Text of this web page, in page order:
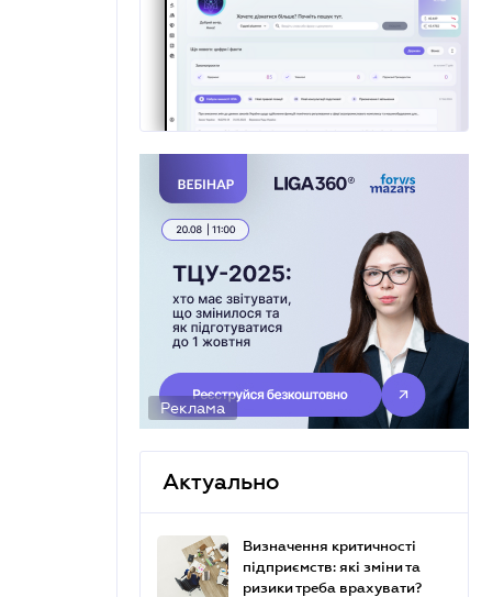
Реклама
Актуально
Визначення критичності
підприємств: які зміни та
ризики треба врахувати?